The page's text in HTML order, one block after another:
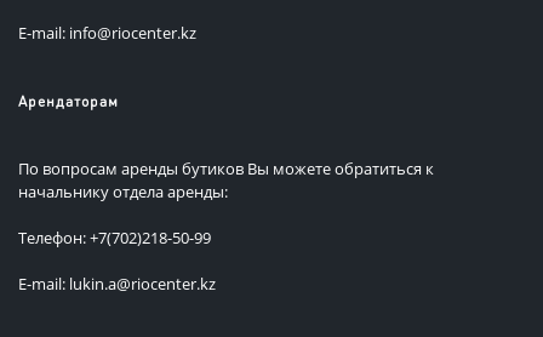
E-mail: info@riocenter.kz
Арендаторам
По вопросам аренды бутиков Вы можете обратиться к
начальнику отдела аренды:
Телефон: +7(702)218-50-99
E-mail: lukin.a@riocenter.kz